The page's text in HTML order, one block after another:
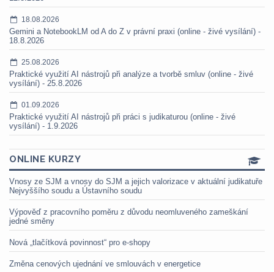
18.08.2026
Gemini a NotebookLM od A do Z v právní praxi (online - živé vysílání) -
18.8.2026
25.08.2026
Praktické využití AI nástrojů při analýze a tvorbě smluv (online - živé
vysílání) - 25.8.2026
01.09.2026
Praktické využití AI nástrojů při práci s judikaturou (online - živé
vysílání) - 1.9.2026
ONLINE KURZY
Vnosy ze SJM a vnosy do SJM a jejich valorizace v aktuální judikatuře
Nejvyššího soudu a Ústavního soudu
Výpověď z pracovního poměru z důvodu neomluveného zameškání
jedné směny
Nová „tlačítková povinnost“ pro e-shopy
Změna cenových ujednání ve smlouvách v energetice